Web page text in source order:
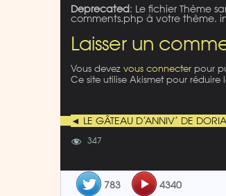
Deprecated: Le fichier Thème
comments.php à votre thème.
Laisser un
Vous devez vous connecter pour
Ce site utilise Akismet pour réduire
◄ LE GÂTEAU D’ANNIV’ DE
347
783 4340